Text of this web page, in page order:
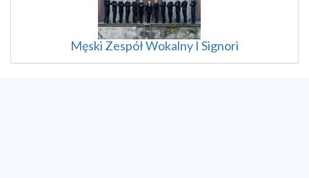
Męski Zespół Wokalny I Signori